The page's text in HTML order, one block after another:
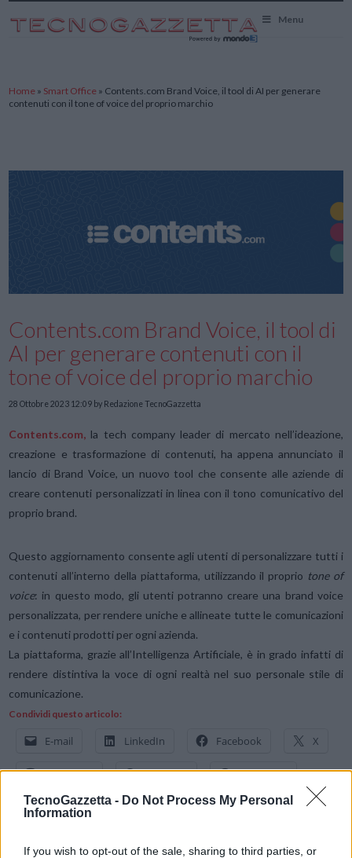
TecnoGazzetta - Do Not Process My Personal
Information
If you wish to opt-out of the sale, sharing to third parties, or
Menu
Home » Smart Office » Contents.com Brand Voice, il tool di AI per generare
contenuti con il tone of voice del proprio marchio
Contents.com Brand Voice, il tool di
AI per generare contenuti con il
tone of voice del proprio marchio
28 Ottobre 2023 12:09 by Redazione TecnoGazzetta
Contents.com, la tech company leader di mercato nell’ideazione,
creazione e trasformazione di contenuti, ha appena annunciato il
lancio di Brand Voice, un nuovo tool che consente alle aziende di
creare contenuti personalizzati in linea con il tono comunicativo del
proprio brand.
Questo aggiornamento consente agli utenti di personalizzare tutti i
contenuti all’interno della piattaforma, utilizzando il proprio tone of
voice: in questo modo, gli utenti potranno creare una brand voice
personalizzata, per rendere uniche e allineate tutte le comunicazioni
e i contenuti prodotti per ogni azienda.
La piattaforma, grazie all’Intelligenza Artificiale, è in grado infatti di
rendere distintiva la voce di ogni realtà nel suo personale stile di
comunicazione.
Condividi questo articolo:
E-mail LinkedIn Facebook X
Mastodon Telegram WhatsApp
Stampa Altro
Vuoi ricevere gli aggiornamenti delle news di TecnoGazzetta?